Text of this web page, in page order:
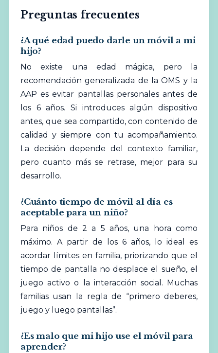
Preguntas frecuentes
¿A qué edad puedo darle un móvil a mi
hijo?
No existe una edad mágica, pero la
recomendación generalizada de la OMS y la
AAP es evitar pantallas personales antes de
los 6 años. Si introduces algún dispositivo
antes, que sea compartido, con contenido de
calidad y siempre con tu acompañamiento.
La decisión depende del contexto familiar,
pero cuanto más se retrase, mejor para su
desarrollo.
¿Cuánto tiempo de móvil al día es
aceptable para un niño?
Para niños de 2 a 5 años, una hora como
máximo. A partir de los 6 años, lo ideal es
acordar límites en familia, priorizando que el
tiempo de pantalla no desplace el sueño, el
juego activo o la interacción social. Muchas
familiasusan la regla de “primero deberes,
juego y luego pantallas”.
¿Es malo que mi hijo use el móvil para
aprender?